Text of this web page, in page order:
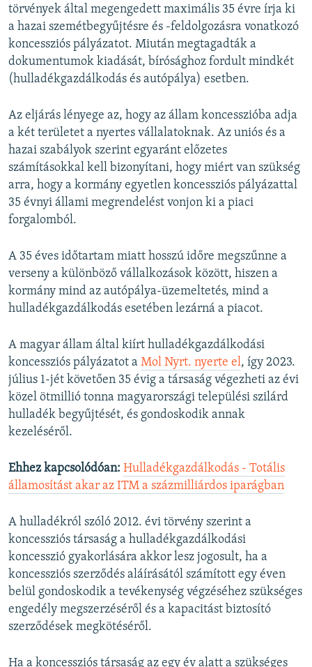
törvények által megengedett maximális 35 évre írja ki
a hazai szemétbegyűjtésre és -feldolgozásra vonatkozó
koncessziós pályázatot. Miután megtagadták a
dokumentumok kiadását, bírósághoz fordult mindkét
(hulladékgazdálkodás és autópálya) esetben.
Az eljárás lényege az, hogy az állam koncesszióba adja
a két területet a nyertes vállalatoknak. Az uniós és a
hazai szabályok szerint egyaránt előzetes
számításokkal kell bizonyítani, hogy miért van szükség
arra, hogy a kormány egyetlen koncessziós pályázattal
35 évnyi állami megrendelést vonjon ki a piaci
forgalomból.
A 35 éves időtartam miatt hosszú időre megszűnne a
verseny a különböző vállalkozások között, hiszen a
kormány mind az autópálya-üzemeltetés, mind a
hulladékgazdálkodás esetében lezárná a piacot.
A magyar állam által kiírt hulladékgazdálkodási
koncessziós pályázatot a Mol Nyrt. nyerte el, így 2023.
július 1-jét követően 35 évig a társaság végezheti az évi
közel ötmillió tonna magyarországi települési szilárd
hulladék begyűjtését, és gondoskodik annak
kezeléséről.
Ehhez kapcsolódóan: Hulladékgazdálkodás - Totális
államosítást akar az ITM a százmilliárdos iparágban
A hulladékról szóló 2012. évi törvény szerint a
koncessziós társaság a hulladékgazdálkodási
koncesszió gyakorlására akkor lesz jogosult, ha a
koncessziós szerződés aláírásától számított egy éven
belül gondoskodik a tevékenység végzéséhez szükséges
engedély megszerzéséről és a kapacitást biztosító
szerződések megkötéséről.
Ha a koncessziós társaság az egy év alatt a szükséges